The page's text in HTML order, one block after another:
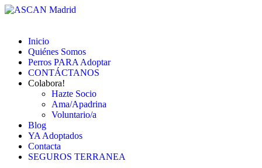
Inicio
Quiénes Somos
Perros PARA Adoptar
CONTÁCTANOS
Colabora!
Hazte Socio
Ama/Apadrina
Voluntario/a
Blog
YA Adoptados
Contacta
SEGUROS TERRANEA